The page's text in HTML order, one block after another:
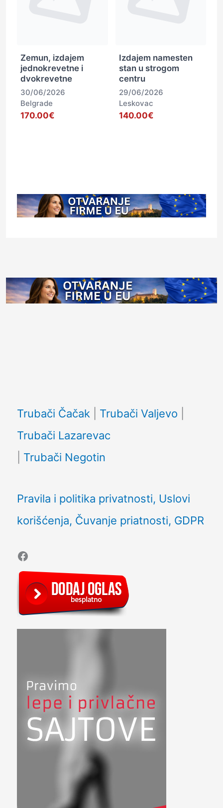
Zemun, izdajem
jednokrevetne i
dvokrevetne
30/06/2026
Belgrade
170.00€
Izdajem namesten
stan u strogom
centru
29/06/2026
Leskovac
140.00€
Trubači Čačak Trubači Valjevo
Trubači Lazarevac
Trubači Negotin
Pravila i politika privatnosti, Uslovi
korišćenja, Čuvanje priatnosti, GDPR